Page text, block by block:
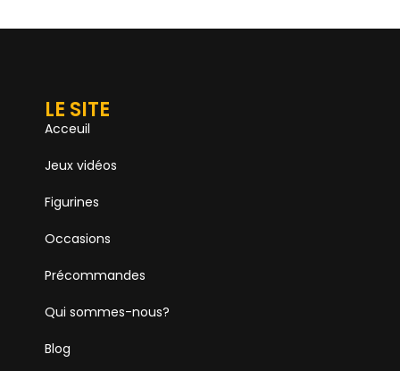
LE SITE
Acceuil
Jeux vidéos
Figurines
Occasions
Précommandes
Qui sommes-nous?
Blog